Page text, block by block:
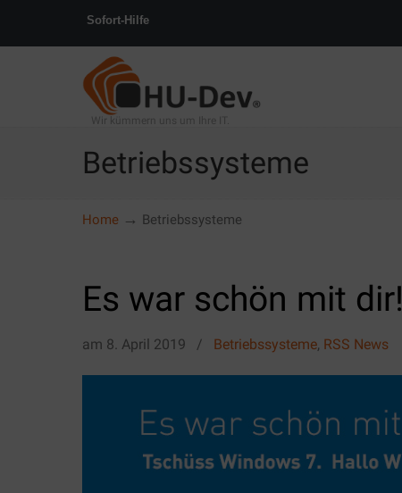
Sofort-Hilfe
Wir kümmern uns um Ihre IT.
Betriebssysteme
Home → Betriebssysteme
Es war schön mit dir!
am 8. April 2019 / Betriebssysteme, RSS News